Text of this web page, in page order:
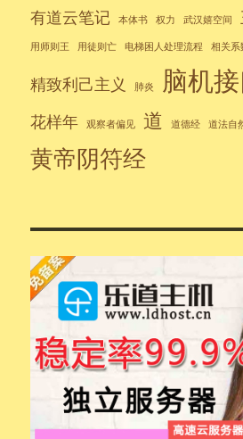
有道云笔记 本体书 权力 武汉嬉空间
用师则王 用徒则亡 电梯困人处理流程 相关系
精致利己主义 肺炎 脑机
花样年 观察者偏见 道 道德经 道法自
黄帝阴符经